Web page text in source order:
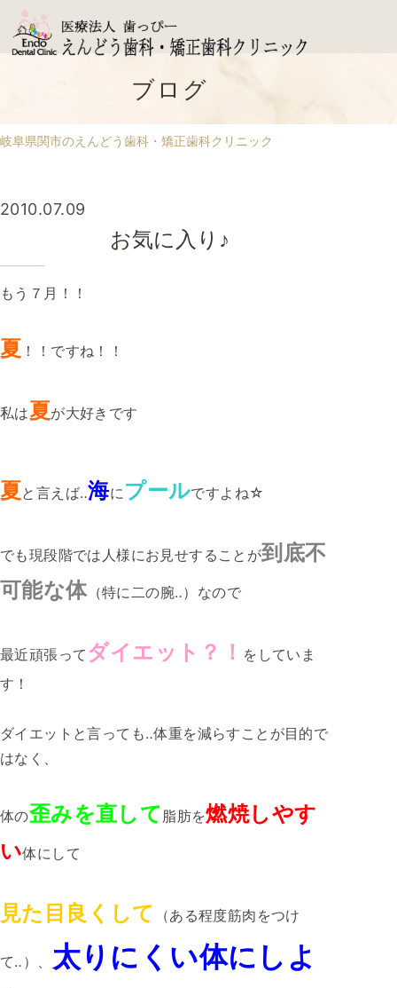
ブログ
岐阜県関市のえんどう歯科・矯正歯科クリニック
お気に入り♪
2010.07.09
もう７月！！
夏 ！！ですね！！
私は夏が大好きです
夏と言えば‥海にプールですよね☆
でも現段階では人様にお見せすることが到底不
可能な体（特に二の腕‥）なので
最近頑張って ダイエット？！ をしていま
す！
ダイエットと言っても‥体重を減らすことが目的で
はなく、
体の歪みを直して 脂肪を燃焼しやす
い体にして
見た目良くして （ある程度筋肉をつけ
て‥）、
太りにくい体にしよ